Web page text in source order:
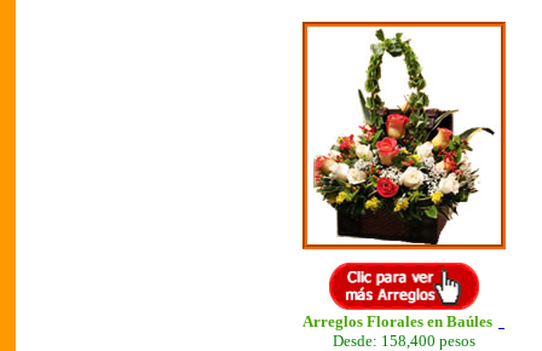
Arreglos Florales en Baúles
Desde: 158,400 pesos